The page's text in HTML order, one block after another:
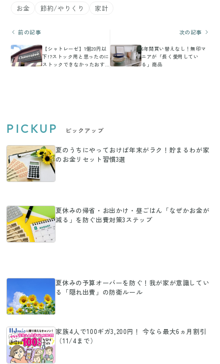
お金 節約/やりくり 家計
前の記事
【シャトレーゼ】1個20円以
下!?ストック用と思ったのに
ストックできなかったおす
次の記事
6年間買い替えなし！無印マ
ニアが「長く愛用してい
る」商品
PICKUP ピックアップ
夏のうちにやっておけば年末がラク！貯まるわが家
のお金リセット習慣3選
夏休みの帰省・お出かけ・昼ごはん「なぜかお金が
減る」を防ぐ出費対策3ステップ
夏休みの予算オーバーを防ぐ！我が家が意識してい
る「隠れ出費」の防衛ルール
家族4人で100ギガ3,200円！ 今なら最大6ヵ月割引
（11/4まで）